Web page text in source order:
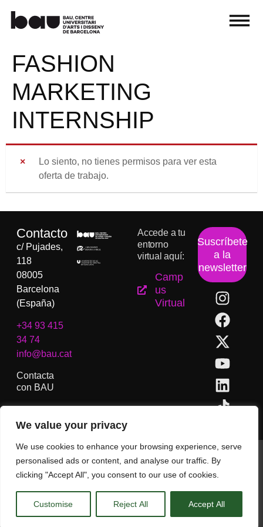
We value your privacy
We use cookies to enhance your browsing experience, serve
personalised ads or content, and analyse our traffic. By
clicking "Accept All", you consent to our use of cookies.
Customise Reject All Accept All
FASHION
MARKETING
INTERNSHIP
Lo siento, no tienes permisos para ver esta
oferta de trabajo.
Contacto
c/ Pujades,
118
08005
Barcelona
(España)
+34 93 415
34 74
info@bau.cat
Contacta
con BAU
Accede a tu
entorno
virtual aquí:
Camp
us
Virtual
Suscríbete
a la
newsletter
BAU, Centro Universitario de Artes y Diseño de Barcelona.
Copyright © Todos los derechos reservados.
Aviso Legal
ES EN